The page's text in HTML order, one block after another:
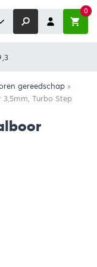
0
gereedschap »
3,5mm, Turbo Step